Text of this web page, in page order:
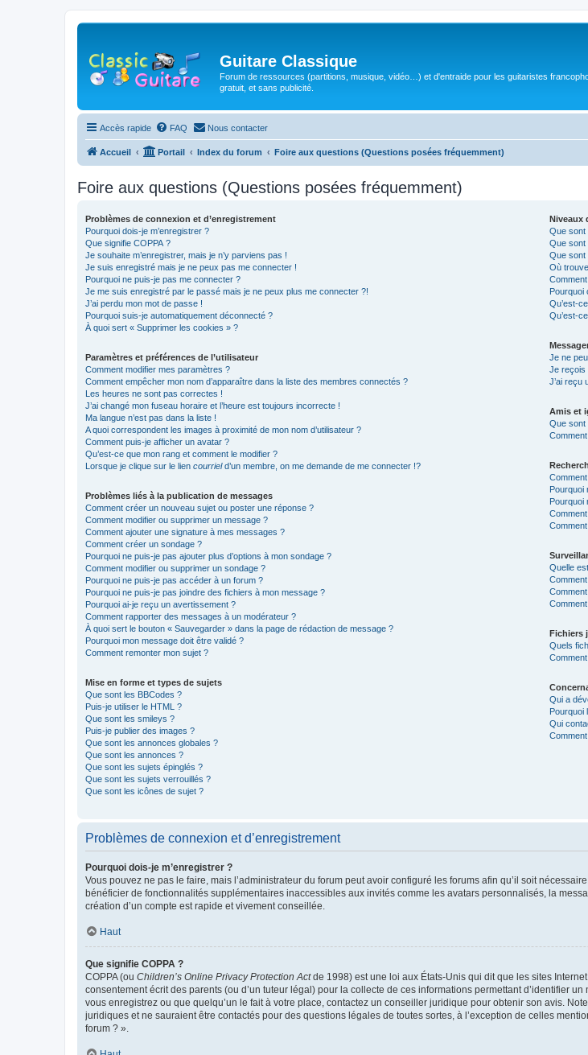
Guitare Classique
Forum de ressources (partitions, musique, vidéo…) et d'entraide pour les guitaristes
gratuit, et sans publicité.
Accès rapide FAQ Nous contacter
Accueil Portail Index du forum Foire aux questions (Questions posées fréquemment)
Foire aux questions (Questions posées fréquemment)
Problèmes de connexion et d’enregistrement
Pourquoi dois-je m’enregistrer ?
Que signifie COPPA ?
Je souhaite m’enregistrer, mais je n’y parviens pas !
Je suis enregistré mais je ne peux pas me connecter !
Pourquoi ne puis-je pas me connecter ?
Je me suis enregistré par le passé mais je ne peux plus me connecter ?!
J’ai perdu mon mot de passe !
Pourquoi suis-je automatiquement déconnecté ?
À quoi sert « Supprimer les cookies » ?
Paramètres et préférences de l’utilisateur
Comment modifier mes paramètres ?
Comment empêcher mon nom d’apparaître dans la liste des membres connectés ?
Les heures ne sont pas correctes !
J’ai changé mon fuseau horaire et l’heure est toujours incorrecte !
Ma langue n’est pas dans la liste !
A quoi correspondent les images à proximité de mon nom d’utilisateur ?
Comment puis-je afficher un avatar ?
Qu’est-ce que mon rang et comment le modifier ?
Lorsque je clique sur le lien courrield’un membre, on me demande de me connecter !?
Problèmes liés à la publication de messages
Comment créer un nouveau sujet ou poster une réponse ?
Comment modifier ou supprimer un message ?
Comment ajouter une signature à mes messages ?
Comment créer un sondage ?
Pourquoi ne puis-je pas ajouter plus d’options à mon sondage ?
Comment modifier ou supprimer un sondage ?
Pourquoi ne puis-je pas accéder à un forum ?
Pourquoi ne puis-je pas joindre des fichiers à mon message ?
Pourquoi ai-je reçu un avertissement ?
Comment rapporter des messages à un modérateur ?
À quoi sert le bouton « Sauvegarder » dans la page de rédaction de message ?
Pourquoi mon message doit être validé ?
Comment remonter mon sujet ?
Mise en forme et types de sujets
Que sont les BBCodes ?
Puis-je utiliser le HTML ?
Que sont les smileys ?
Puis-je publier des images ?
Que sont les annonces globales ?
Que sont les annonces ?
Que sont les sujets épinglés ?
Que sont les sujets verrouillés ?
Que sont les icônes de sujet ?
Niveaux
Que sont
Que sont
Que sont
Où
Pourquoi
Qu’est-
Qu’est-
Je ne
Je reçois
J’ai reçu
Amis et
Que sont
Pourquoi
Pourquoi
Quelle
Fichiers
Quels
Qui a
Pourquoi
Qui
Problèmes de connexion et d’enregistrement
Pourquoi dois-je m’enregistrer ?
Vous pouvez ne pas le faire, mais l’administrateur du forum peut avoir configuré les forums afin qu’il soit
bénéficier de fonctionnalités supplémentaires inaccessibles aux invités comme les avatars personnalisés, la
création d’un compte est rapide et vivement conseillée.
Haut
Que signifie COPPA ?
COPPA (ou Children’s Online Privacy Protection Actde 1998) est une loi aux États-Unis qui dit que les sites
consentement écrit des parents (ou d’un tuteur légal) pour la collecte de ces informations permettant d’identifier
vous enregistrez ou que quelqu’un le fait à votre place, contactez un conseiller juridique pour obtenir son avis.
juridiques et ne sauraient être contactés pour des questions légales de toutes sortes, à l’exception de celles
forum ? ».